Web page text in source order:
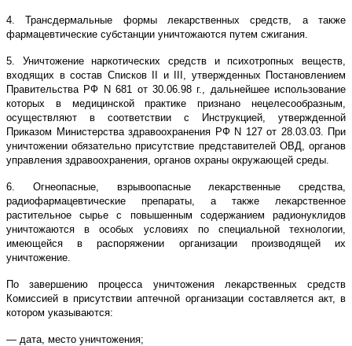
4. Трансдермальные формы лекарственных средств, а также
фармацевтические субстанции уничтожаются путем сжигания.
5. Уничтожение наркотических средств и психотропных веществ,
входящих в состав Списков II и III, утвержденных Постановлением
Правительства РФ N 681 от 30.06.98 г., дальнейшее использование
которых в медицинской практике признано нецелесообразным,
осуществляют в соответствии с Инструкцией, утвержденной
Приказом Министерства здравоохранения РФ N 127 от 28.03.03. При
уничтожении обязательно присутствие представителей ОВД, органов
управления здравоохранения, органов охраны окружающей среды.
6. Огнеопасные, взрывоопасные лекарственные средства,
радиофармацевтические препараты, а также лекарственное
растительное сырье с повышенным содержанием радионуклидов
уничтожаются в особых условиях по специальной технологии,
имеющейся в распоряжении организации производящей их
уничтожение.
По завершению процесса уничтожения лекарственных средств
Комиссией в присутствии аптечной организации составляется акт, в
котором указываются:
— дата, место уничтожения;